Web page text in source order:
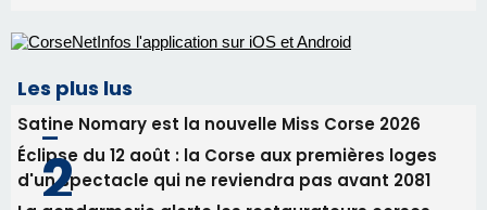
face à une nouvelle escroquerie au faux vendeur de
En Corse, un début de saison marqué par une
consommation en recul dans les restaurants
Deux jeunes Ajacciens sur la voie de la médecine
militaire